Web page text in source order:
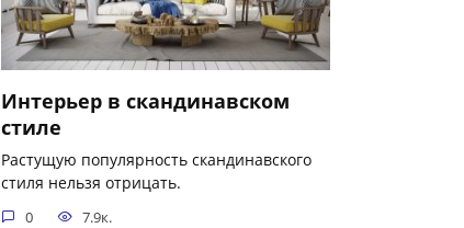
Интерьер в скандинавском
стиле
Растущую популярность скандинавского
стиля нельзя отрицать.
0 7.9к.